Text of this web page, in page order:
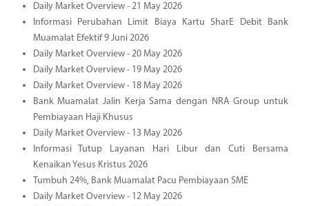
Daily Market Overview - 21 May 2026
Informasi Perubahan Limit Biaya Kartu SharE Debit Bank
Muamalat Efektif 9 Juni 2026
Daily Market Overview - 20 May 2026
Daily Market Overview - 19 May 2026
Daily Market Overview - 18 May 2026
Bank Muamalat Jalin Kerja Sama dengan NRA Group untuk
Pembiayaan Haji Khusus
Daily Market Overview - 13 May 2026
Informasi Tutup Layanan Hari Libur dan Cuti Bersama
Kenaikan Yesus Kristus 2026
Tumbuh 24%, Bank Muamalat Pacu Pembiayaan SME
Daily Market Overview - 12 May 2026